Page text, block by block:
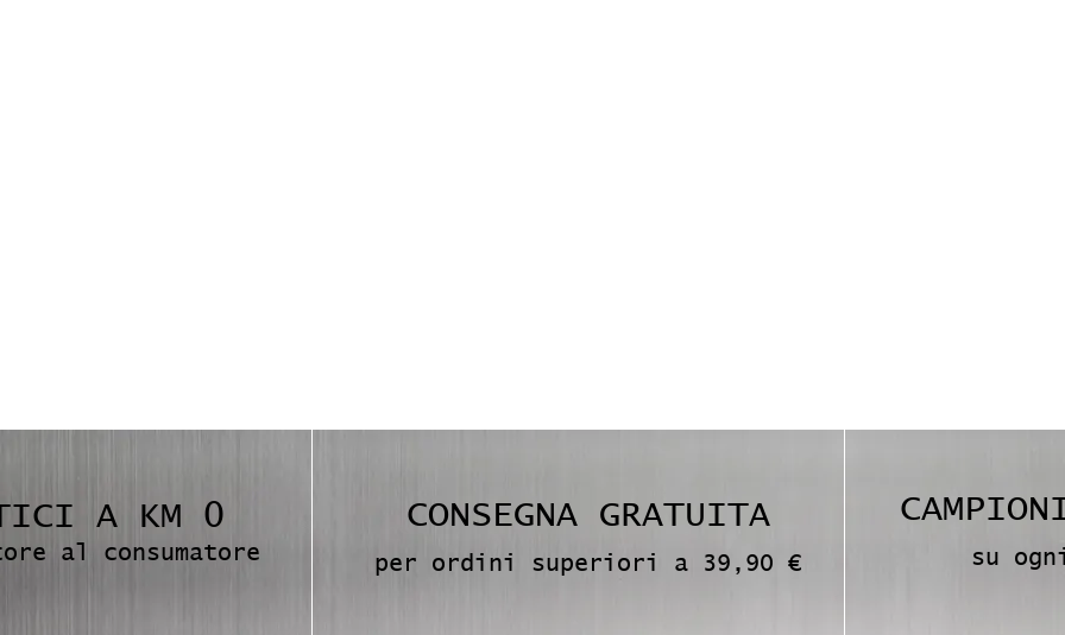
A KM 0
al consumatore
CONSEGNA GRATUITA
per ordini superiori a 39,90 € su